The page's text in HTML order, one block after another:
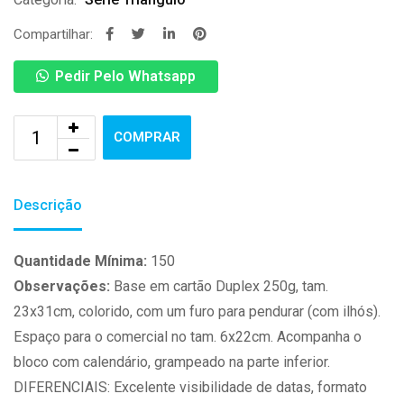
Compartilhar:
Pedir Pelo Whatsapp
COMPRAR
Descrição
Quantidade Mínima: 150
Observações: Base em cartão Duplex 250g, tam.
23x31cm, colorido, com um furo para pendurar (com ilhós).
Espaço para o comercial no tam. 6x22cm. Acompanha o
bloco com calendário, grampeado na parte inferior.
DIFERENCIAIS: Excelente visibilidade de datas, formato